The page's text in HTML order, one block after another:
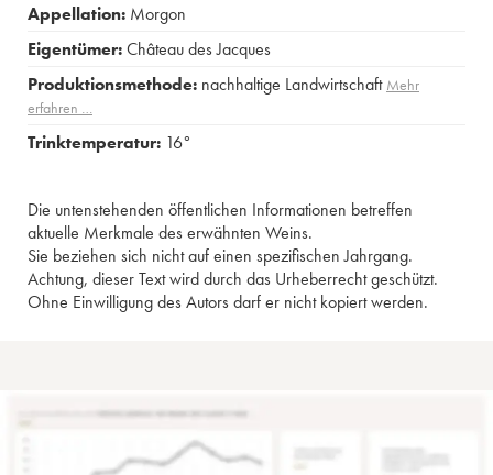
Appellation: Morgon
Eigentümer:Château des Jacques
Produktionsmethode: nachhaltige Landwirtschaft Mehr
erfahren …
Trinktemperatur: 16°
Die untenstehenden öffentlichen Informationen betreffen
aktuelle Merkmale des erwähnten Weins.
Sie beziehen sich nicht auf einen spezifischen Jahrgang.
Achtung, dieser Text wird durch das Urheberrecht geschützt.
Ohne Einwilligung des Autors darf er nicht kopiert werden.